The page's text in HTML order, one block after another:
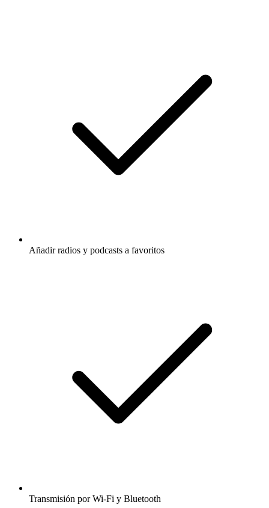
Añadir radios y podcasts a favoritos
Transmisión por Wi-Fi y Bluetooth